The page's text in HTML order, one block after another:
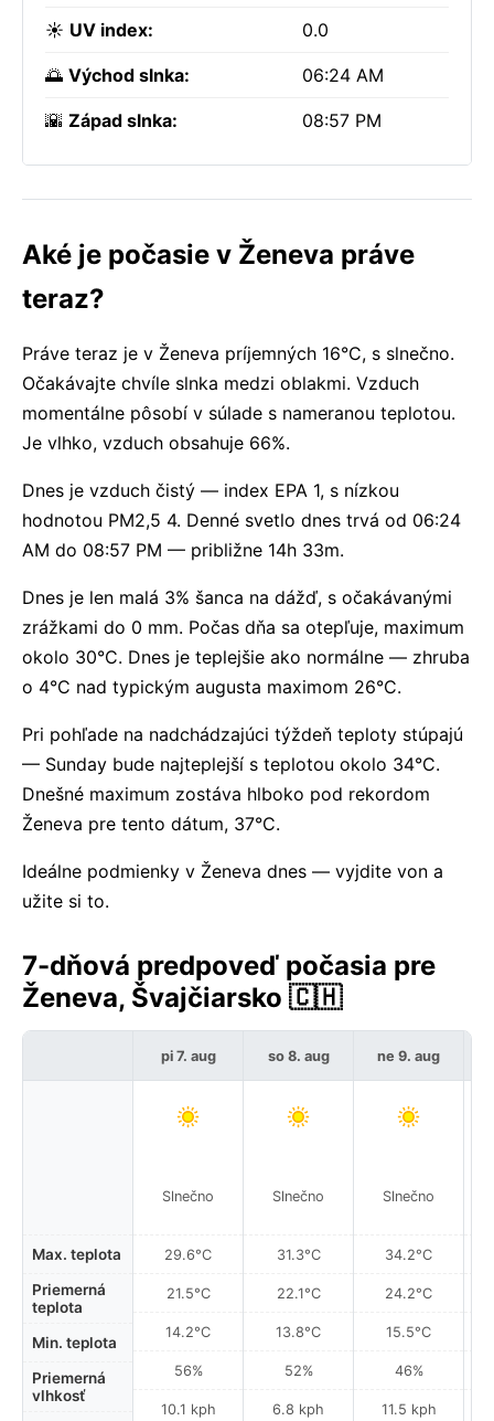
☀️ UV index: 0.0
🌅 Východ slnka: 06:24 AM
🌇 Západ slnka: 08:57 PM
Aké je počasie v Ženeva práve
teraz?
Práve teraz je v Ženeva príjemných 16°C, s slnečno.
Očakávajte chvíle slnka medzi oblakmi. Vzduch
momentálne pôsobí v súlade s nameranou teplotou.
Je vlhko, vzduch obsahuje 66%.
Dnes je vzduch čistý — index EPA 1, s nízkou
hodnotou PM2,5 4. Denné svetlo dnes trvá od 06:24
AM do 08:57 PM — približne 14h 33m.
Dnes je len malá 3% šanca na dážď, s očakávanými
zrážkami do 0 mm. Počas dňa sa otepľuje, maximum
okolo 30°C. Dnes je teplejšie ako normálne — zhruba
o 4°C nad typickým augusta maximom 26°C.
Pri pohľade na nadchádzajúci týždeň teploty stúpajú
— Sunday bude najteplejší s teplotou okolo 34°C.
Dnešné maximum zostáva hlboko pod rekordom
Ženeva pre tento dátum, 37°C.
Ideálne podmienky v Ženeva dnes — vyjdite von a
užite si to.
7-dňová predpoveď počasia pre
Ženeva, Švajčiarsko 🇨🇭
Max. teplota
Priemerná
teplota
Min. teplota
Priemerná
vlhkosť
pi 7. aug
Slnečno
29.6°C
21.5°C
14.2°C
56%
10.1 kph
so 8. aug
Slnečno
31.3°C
22.1°C
13.8°C
52%
6.8 kph
ne 9. aug
Slnečno
34.2°C
24.2°C
15.5°C
46%
11.5 kph